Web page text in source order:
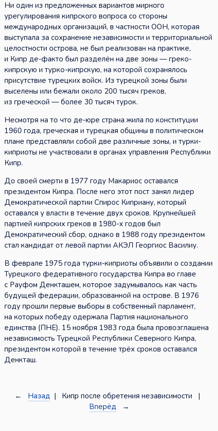
Ни один из предложенных вариантов мирного
урегулирования кипрского вопроса со стороны
международных организаций, в частности ООН, которая
выступала за сохранение независимости и территориальной
целостности острова, не был реализован на практике,
и Кипр де-факто был разделён на две зоны — греко-
кипрскую и турко-кипрскую, на которой сохранялось
присутствие турецких войск. Из турецкой зоны были
выселены или бежали около 200 тысяч греков,
из греческой — более 30 тысяч турок.
Несмотря на то что де-юре страна жила по конституции
1960 года, греческая и турецкая общины в политическом
плане представляли собой две различные зоны, и турки-
киприоты не участвовали в органах управления Республики
Кипр.
До своей смерти в 1977 году Макариос оставался
президентом Кипра. После него этот пост занял лидер
Демократической партии Спирос Киприану, который
оставался у власти в течение двух сроков. Крупнейшей
партией кипрских греков в 1980-х годов был
Демократический сбор, однако в 1988 году президентом
стал кандидат от левой партии АКЭЛ Георгиос Василиу.
В феврале 1975 года турки-киприоты объявили о создании
Турецкого федеративного государства Кипра во главе
с Рауфом Денкташем, которое задумывалось как часть
будущей федерации, образованной на острове. В 1976
году прошли первые выборы в собственный парламент,
на которых победу одержала Партия национального
единства (ПНЕ). 15 ноября 1983 года была провозглашена
независимость Турецкой Республики Северного Кипра,
президентом которой в течение трёх сроков оставался
Денкташ.
← Назад | Кипр после обретения независимости |
Вперёд →